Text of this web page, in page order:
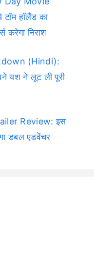
हॉलैंड का
करेगा निराश
(Hindi):
यश ने लूट ली पूरी
Review: इस
डबल एडवेंचर